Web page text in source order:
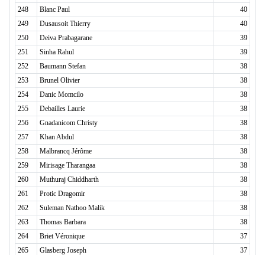
248
Blanc Paul
40
249
Dusausoit Thierry
40
250
Deiva Prabagarane
39
251
Sinha Rahul
39
252
Baumann Stefan
38
253
Brunel Olivier
38
254
Danic Momcilo
38
255
Debailles Laurie
38
256
Gnadanicom Christy
38
257
Khan Abdul
38
258
Malbrancq Jérôme
38
259
Mirisage Tharangaa
38
260
Muthuraj Chiddharth
38
261
Protic Dragomir
38
262
Suleman Nathoo Malik
38
263
Thomas Barbara
38
264
Briet Véronique
37
265
Glasberg Joseph
37